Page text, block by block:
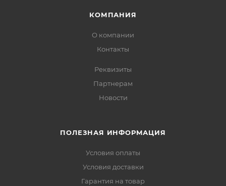
КОМПАНИЯ
О компании
Контакты
Реквизиты
Партнерам
Новости
ПОЛЕЗНАЯ ИНФОРМАЦИЯ
Условия оплаты
Условия доставки
Гарантия на товар